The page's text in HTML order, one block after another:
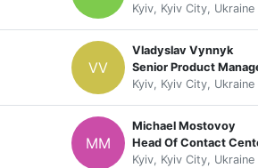
Kyiv, Kyiv City, Ukraine
VV
Vladyslav Vynnyk
Senior Product
Kyiv, Kyiv City, Ukraine
MM
Michael Mostovoy
Head Of Contact
Kyiv, Kyiv City, Ukraine